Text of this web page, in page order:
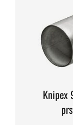
Knipex